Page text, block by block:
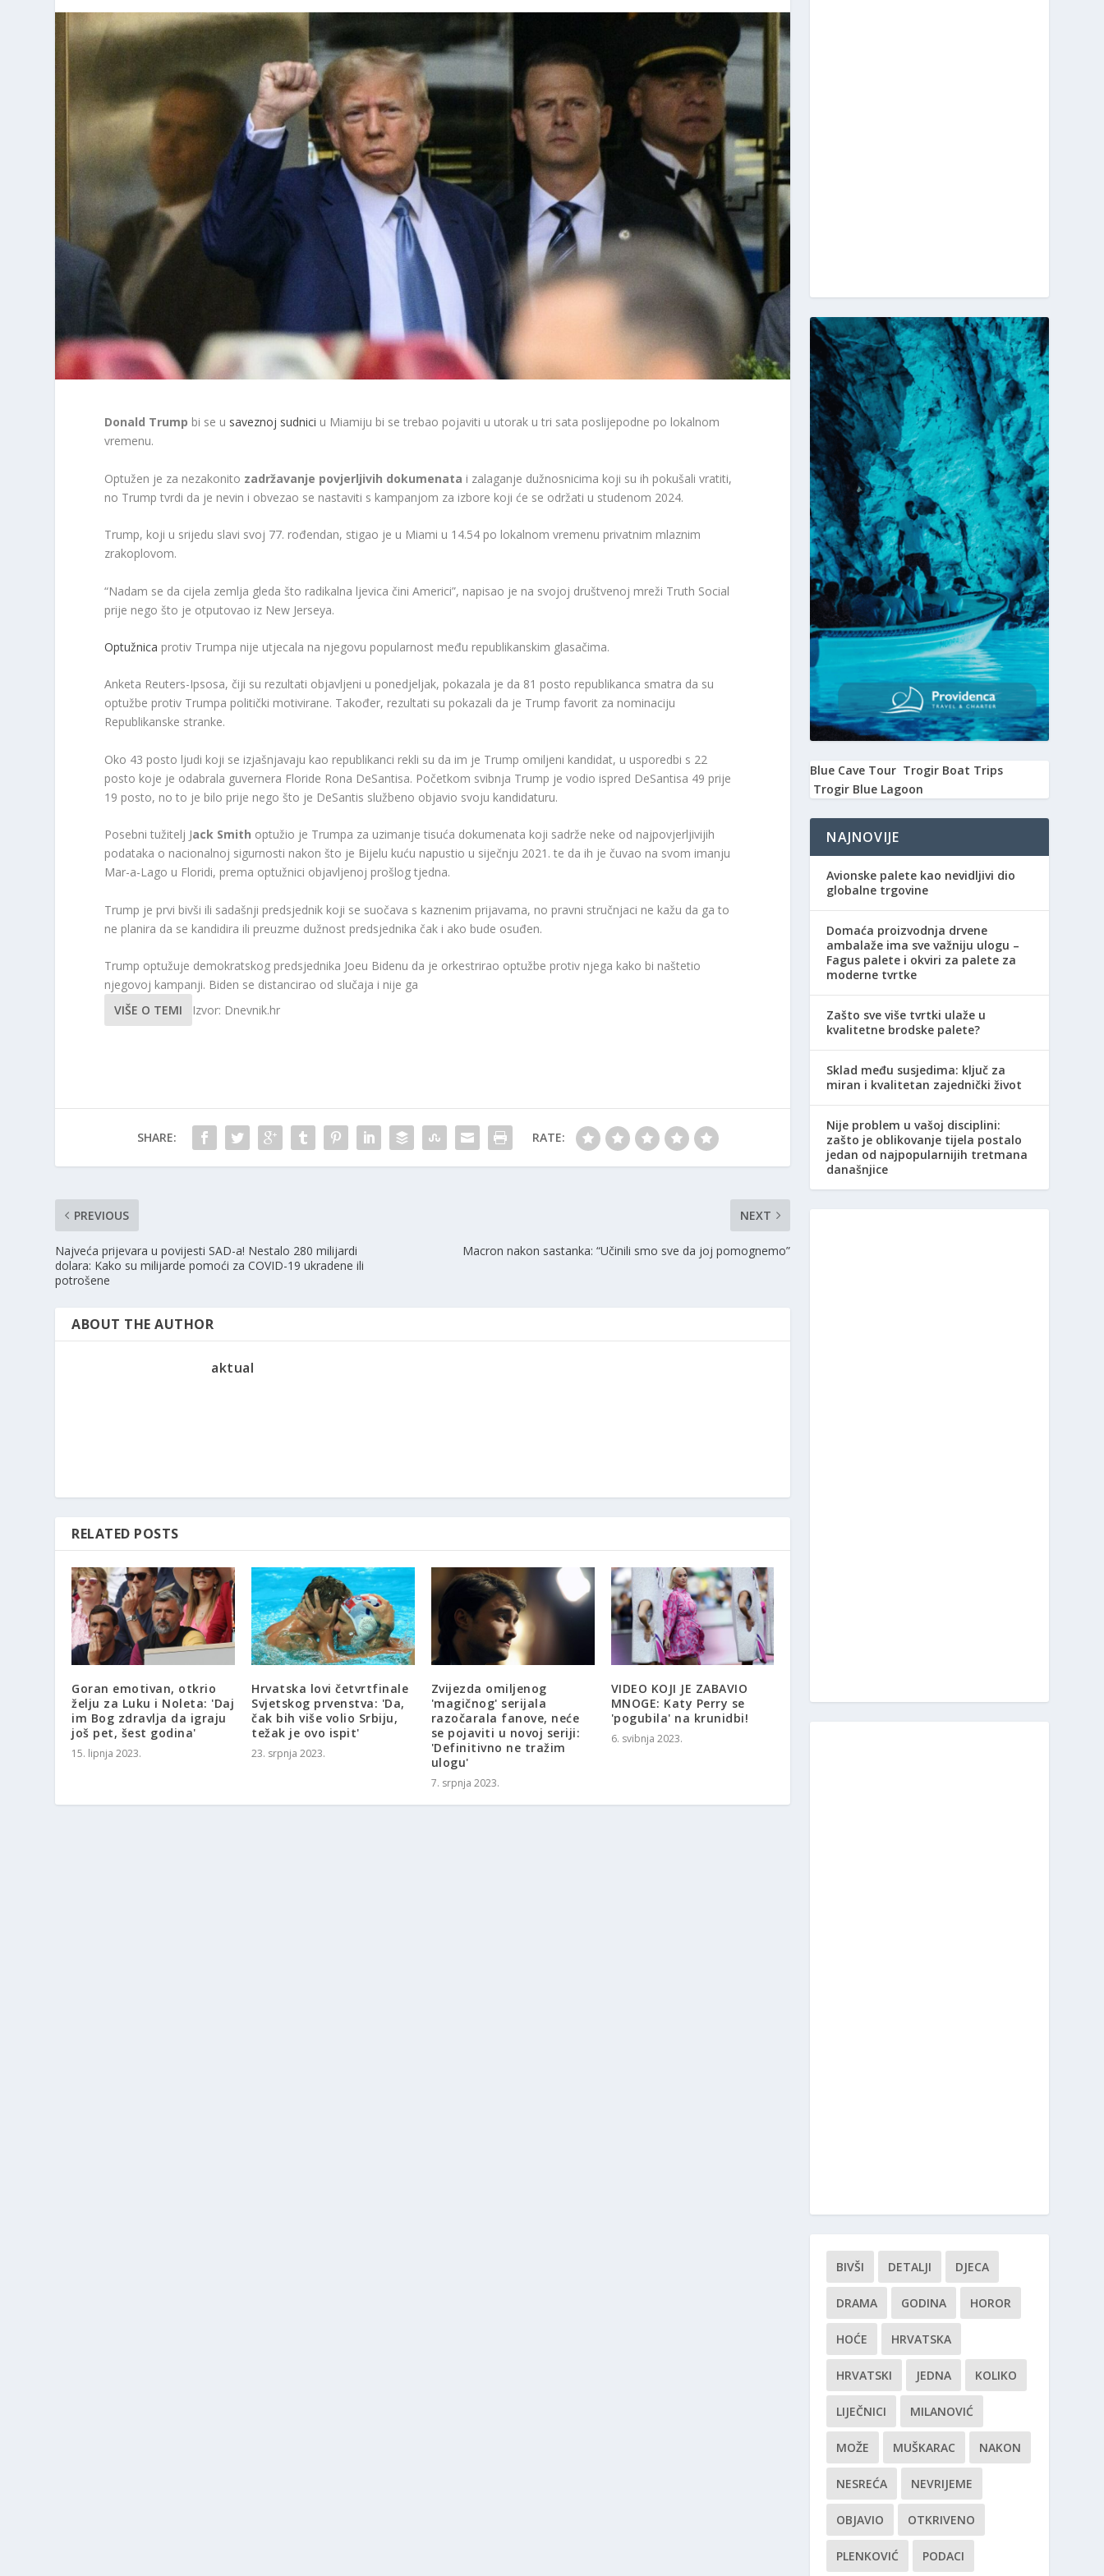
Donald Trump bi se u saveznoj sudnici u Miamiju bi se trebao pojaviti u utorak u tri sata poslijepodne po lokalnom
vremenu.
Optužen je za nezakonito zadržavanje povjerljivih dokumenata i zalaganje dužnosnicima koji su ih pokušali vratiti,
no Trump tvrdi da je nevin i obvezao se nastaviti s kampanjom za izbore koji će se održati u studenom 2024.
Trump, koji u srijedu slavi svoj 77. rođendan, stigao je u Miami u 14.54 po lokalnom vremenu privatnim mlaznim
zrakoplovom.
“Nadam se da cijela zemlja gleda što radikalna ljevica čini Americi”, napisao je na svojoj društvenoj mreži Truth Social
prije nego što je otputovao iz New Jerseya.
Optužnica protiv Trumpa nije utjecala na njegovu popularnost među republikanskim glasačima.
Anketa Reuters-Ipsosa, čiji su rezultati objavljeni u ponedjeljak, pokazala je da 81 posto republikanca smatra da su
optužbe protiv Trumpa politički motivirane. Također, rezultati su pokazali da je Trump favorit za nominaciju
Republikanske stranke.
Oko 43 posto ljudi koji se izjašnjavaju kao republikanci rekli su da im je Trump omiljeni kandidat, u usporedbi s 22
posto koje je odabrala guvernera Floride Rona DeSantisa. Početkom svibnja Trump je vodio ispred DeSantisa 49 prije
19 posto, no to je bilo prije nego što je DeSantis službeno objavio svoju kandidaturu.
Posebni tužitelj Jack Smith optužio je Trumpa za uzimanje tisuća dokumenata koji sadrže neke od najpovjerljivijih
podataka o nacionalnoj sigurnosti nakon što je Bijelu kuću napustio u siječnju 2021. te da ih je čuvao na svom imanju
Mar-a-Lago u Floridi, prema optužnici objavljenoj prošlog tjedna.
Trump je prvi bivši ili sadašnji predsjednik koji se suočava s kaznenim prijavama, no pravni stručnjaci ne kažu da ga to
ne planira da se kandidira ili preuzme dužnost predsjednika čak i ako bude osuđen.
Trump optužuje demokratskog predsjednika Joeu Bidenu da je orkestrirao optužbe protiv njega kako bi naštetio
njegovoj kampanji. Biden se distancirao od slučaja i nije ga
VIŠE O TEMI
Izvor: Dnevnik.hr
SHARE: RATE:
PREVIOUS
Najveća prijevara u povijesti SAD-a! Nestalo 280 milijardi
dolara: Kako su milijarde pomoći za COVID-19 ukradene ili
potrošene
NEXT
Macron nakon sastanka: “Učinili smo sve da joj pomognemo”
ABOUT THE AUTHOR
aktual
RELATED POSTS
Goran emotivan, otkrio
želju za Luku i Noleta: 'Daj
im Bog zdravlja da igraju
još pet, šest godina'
15. lipnja 2023.
Hrvatska lovi četvrtfinale
Svjetskog prvenstva: 'Da,
čak bih više volio Srbiju,
težak je ovo ispit'
23. srpnja 2023.
Zvijezda omiljenog
'magičnog' serijala
razočarala fanove, neće
se pojaviti u novoj seriji:
'Definitivno ne tražim
ulogu'
7. srpnja 2023.
VIDEO KOJI JE ZABAVIO
MNOGE: Katy Perry se
'pogubila' na krunidbi!
6. svibnja 2023.
Blue Cave Tour Trogir Boat Trips
Trogir Blue Lagoon
NAJNOVIJE
Avionske palete kao nevidljivi dio
globalne trgovine
Domaća proizvodnja drvene
ambalaže ima sve važniju ulogu –
Fagus palete i okviri za palete za
moderne tvrtke
Zašto sve više tvrtki ulaže u
kvalitetne brodske palete?
Sklad među susjedima: ključ za
miran i kvalitetan zajednički život
Nije problem u vašoj disciplini:
zašto je oblikovanje tijela postalo
jedan od najpopularnijih tretmana
današnjice
BIVŠI DETALJI DJECA
DRAMA GODINA HOROR
HOĆE HRVATSKA
HRVATSKI JEDNA KOLIKO
LIJEČNICI MILANOVIĆ
MOŽE MUŠKARAC NAKON
NESREĆA NEVRIJEME
OBJAVIO OTKRIVENO
PLENKOVIĆ PODACI